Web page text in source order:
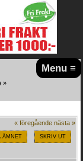
Menu ≡
»
« föregående nästa »
ÄMNET SKRIV UT